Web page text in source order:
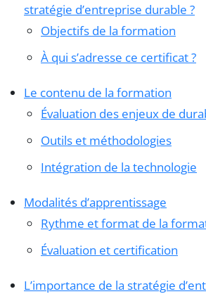
stratégie d’entreprise durable ?
Objectifs de la formation
À qui s’adresse ce certificat ?
Le contenu de la formation
Évaluation des enjeux de
Outils et méthodologies
Intégration de la technologie
Modalités d’apprentissage
Rythme et format de la
Évaluation et certification
L’importance de la stratégie